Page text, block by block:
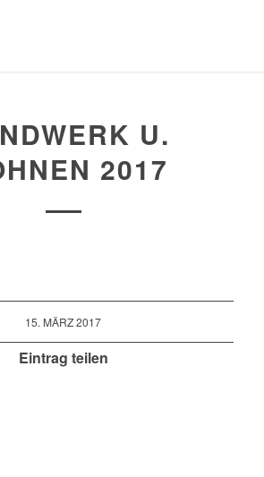
U.
2017
15. MÄRZ 2017
Eintrag teilen